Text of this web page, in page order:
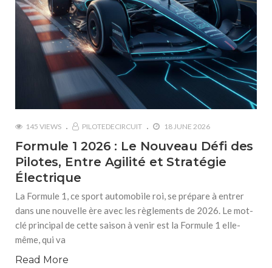
145 VIEWS PILOTEDECIRCUIT 18 JUNE 2026
Formule 1 2026 : Le Nouveau Défi des
Pilotes, Entre Agilité et Stratégie
Électrique
La Formule 1, ce sport automobile roi, se prépare à entrer
dans une nouvelle ère avec les règlements de 2026. Le mot-
clé principal de cette saison à venir est la Formule 1 elle-
même, qui va
Read More